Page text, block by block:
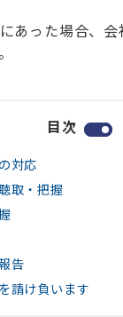
あった場合、会
目次
対応
取・把握
告
請け負います